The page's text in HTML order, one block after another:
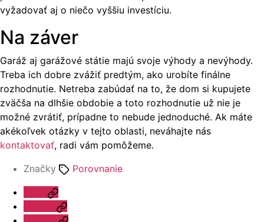
vyžadovať aj o niečo vyššiu investíciu.
Na záver
Garáž aj garážové státie majú svoje výhody a nevýhody.
Treba ich dobre zvážiť predtým, ako urobíte finálne
rozhodnutie. Netreba zabúdať na to, že dom si kupujete
zväčša na dlhšie obdobie a toto rozhodnutie už nie je
možné zvrátiť, prípadne to nebude jednoduché. Ak máte
akékoľvek otázky v tejto oblasti, neváhajte nás
kontaktovať, radi vám pomôžeme.
Značky
Porovnanie